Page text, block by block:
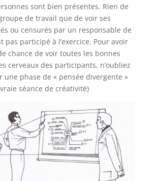
sont bien présentes. Rien de
de travail que de voir ses
ou censurés par un responsable de
pas participé à l’exercice. Pour avoir
chance de voir toutes les bonnes
cerveaux des participants, n’oubliez
une phase de « pensée divergente »
séance de créativité)